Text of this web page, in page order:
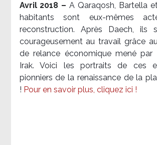
Avril 2018 –A Qaraqosh, Bartella
habitants sont eux-mêmes
reconstruction. Après Daech, ils
courageusement au travail grâce
de relance économique mené par
Irak. Voici les portraits de ces
pionniers de la renaissance de la
! Pour en savoir plus, cliquez ici !